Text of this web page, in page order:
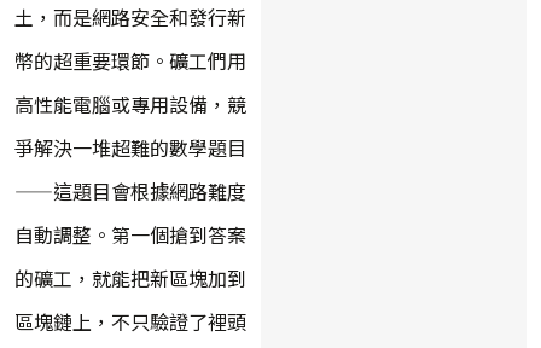
土，而是網路安全和發行新
幣的超重要環節。礦工們用
高性能電腦或專用設備，競
爭解決一堆超難的數學題目
——這題目會根據網路難度
自動調整。第一個搶到答案
的礦工，就能把新區塊加到
區塊鏈上，不只驗證了裡頭